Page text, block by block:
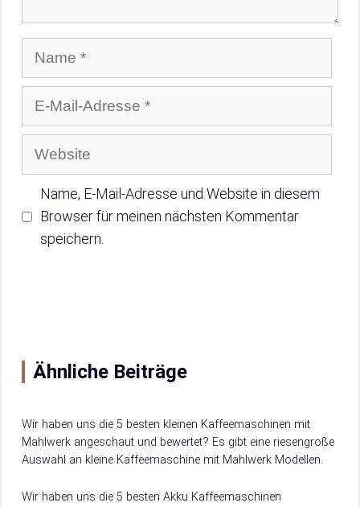
Website
Name, E-Mail-Adresse und Website in diesem
Browser für meinen nächsten Kommentar
speichern.
Ähnliche Beiträge
Wir haben uns die 5 besten kleinen Kaffeemaschinen mit
Mahlwerk angeschaut und bewertet? Es gibt eine riesengroße
Auswahl an kleine Kaffeemaschine mit Mahlwerk Modellen.
wir dir hier, worauf es beim Kauf von kleine Kaffeemaschine
Wir haben uns die 5 besten Akku Kaffeemaschinen